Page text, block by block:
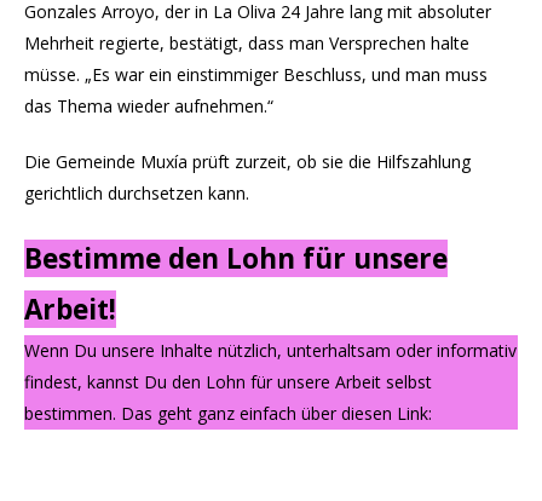
Gonzales Arroyo, der in La Oliva 24 Jahre lang mit absoluter
Mehrheit regierte, bestätigt, dass man Versprechen halte
müsse. „Es war ein einstimmiger Beschluss, und man muss
das Thema wieder aufnehmen.“
Die Gemeinde Muxía prüft zurzeit, ob sie die Hilfszahlung
gerichtlich durchsetzen kann.
Bestimme den Lohn für unsere
Arbeit!
Wenn Du unsere Inhalte nützlich, unterhaltsam oder informativ
findest, kannst Du den Lohn für unsere Arbeit selbst
bestimmen. Das geht ganz einfach über diesen Link: